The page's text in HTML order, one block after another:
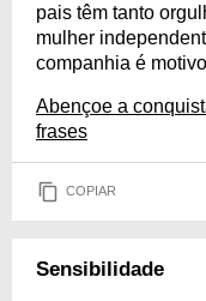
pais têm tanto
mulher
companhia é
Abençoe a
frases
COPIAR
Sensibilidade